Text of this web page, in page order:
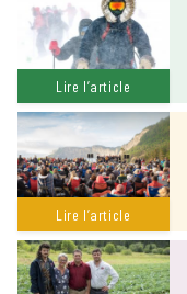
Lire l’article
Lire l’article